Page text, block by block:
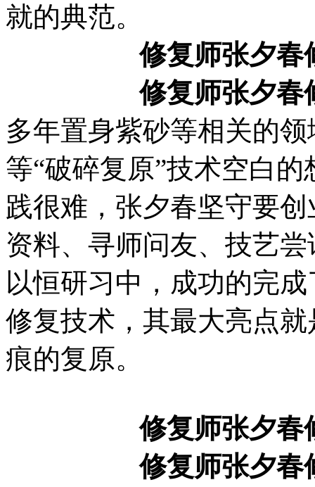
就的典范。
修复师张夕春
修复师张夕春
多年置身紫砂等相关的
等“破碎复原”技术空白
践很难，张夕春坚守要
资料、寻师问友、技艺
以恒研习中，成功的完
修复技术，其最大亮点
痕的复原。
修复师张夕春
修复师张夕春